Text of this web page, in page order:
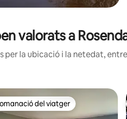
valorats a
per la ubicació i la netedat,
recomanacions dels viatgers
del viatger